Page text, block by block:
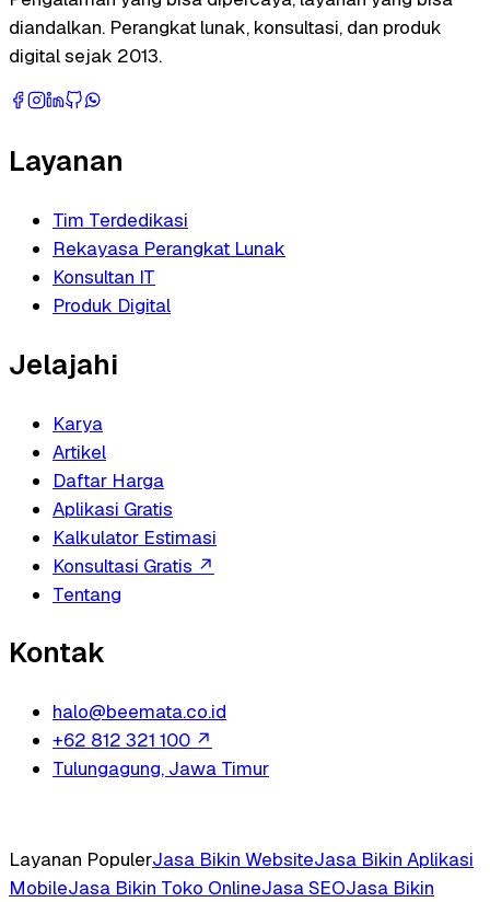
diandalkan. Perangkat lunak, konsultasi, dan produk
digital sejak 2013.
Layanan
Tim Terdedikasi
Rekayasa Perangkat Lunak
Konsultan IT
Produk Digital
Jelajahi
Karya
Artikel
Daftar Harga
Aplikasi Gratis
Kalkulator Estimasi
Konsultasi Gratis ↗
Tentang
Kontak
halo@beemata.co.id
+62 812 321 100 ↗
Tulungagung, Jawa Timur
Layanan PopulerJasa Bikin WebsiteJasa Bikin Aplikasi
MobileJasa Bikin Toko OnlineJasa SEOJasa Bikin